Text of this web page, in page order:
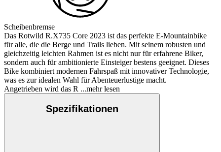
Scheibenbremse
Das Rotwild R.X735 Core 2023 ist das perfekte E-Mountainbike
für alle, die die Berge und Trails lieben. Mit seinem robusten und
gleichzeitig leichten Rahmen ist es nicht nur für erfahrene Biker,
sondern auch für ambitionierte Einsteiger bestens geeignet. Dieses
Bike kombiniert modernen Fahrspaß mit innovativer Technologie,
was es zur idealen Wahl für Abenteuerlustige macht.
Angetrieben wird das R ...mehr lesen
Spezifikationen